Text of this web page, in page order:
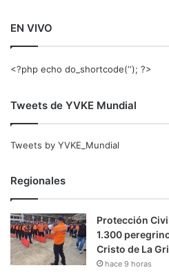
EN VIVO
<?php echo do_shortcode(‘‘); ?>
Tweets de YVKE Mundial
Tweets by YVKE_Mundial
Regionales
Protección
1.300
Cristo de La
hace 9 horas